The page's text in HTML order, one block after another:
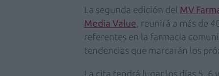
La segunda edición del MV
Media Value, reunirá a más de
referentes en la farmacia
tendencias que marcarán los
La cita tendrá lugar los días 5, 6